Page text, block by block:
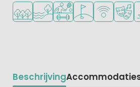
Ligt in een bosrijke omgeving
Ligt bij het water
Veel mogelijkheden om
Golfbaan in de
WiFi
Beschrijving